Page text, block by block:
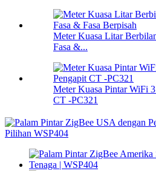
Meter Kuasa Litar
Fasa &...
Meter Kuasa Pintar WiFi
CT -PC321